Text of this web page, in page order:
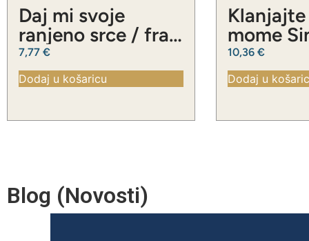
Daj mi svoje
ranjeno srce / fra
Slavko Barbarić
7,77 €
Dodaj u košaricu
mome
Slavko
10,36 €
Dodaj u
Blog (Novosti)